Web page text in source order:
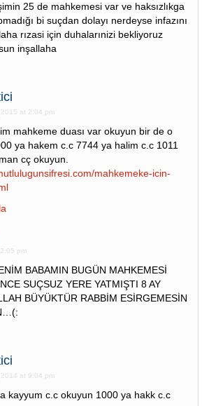
25 de mahkemesi var ve haksızlıkga
bi suçdan dolayı nerdeyse infazını
rızasi için duhalarınizi bekliyoruz
inşallaha
2015 at 2:04 pm
mahkeme duası var okuyun bir de o
ya hakem c.c 7744 ya halim c.c 1011
cç okuyun.
mahkemeke-icin-
pm
BABAMIN BUGÜN MAHKEMESİ
SUÇSUZ YERE YATMIŞTI 8 AY
BÜYÜKTÜR RABBİM ESİRGEMESİN
2014 at 9:04 pm
kayyum c.c okuyun 1000 ya hakk c.c